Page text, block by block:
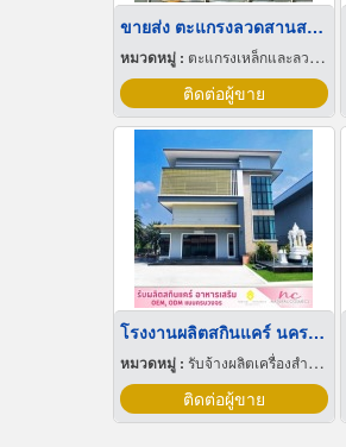
ขายส่ง ตะแกรงลวดสานสแตนเลส
หมวดหมู่ : ตะแกรงเหล็กและลวดตาข่าย
ติดต่อผู้ขาย
โรงงานผลิตสกินแคร์ นครปฐม
หมวดหมู่ : รับจ้างผลิตเครื่องสำอาง
ติดต่อผู้ขาย